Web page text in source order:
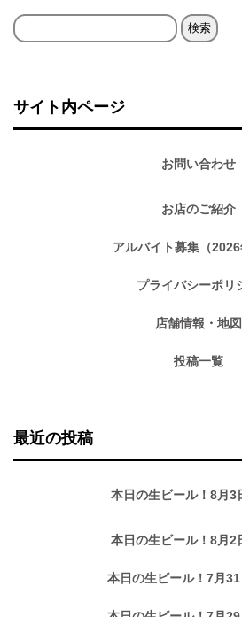
検
サイト内ページ
お問い合わせ
お店のご紹介
アルバイト募集（2026
プライバシーポリ
店舗情報・地図
投稿一覧
最近の投稿
本日の生ビール！8月3
本日の生ビール！8月2
本日の生ビール！7月31